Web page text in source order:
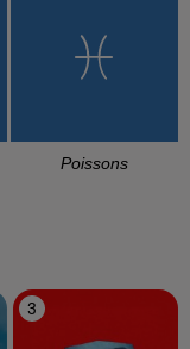
Poissons
3